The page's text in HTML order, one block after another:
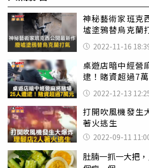
神秘藝術家班
墟塗鴉替烏克蘭
2022-11-16
桌遊店暗中經
逮！賭資超過7
2022-12-13
打開吹風機發
著火逃生
2022-09-11
肚腩一抓一大把